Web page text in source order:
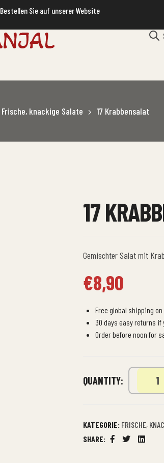
Bestellen Sie auf unserer Website
Frische, knackige Salate 17 Krabbensalat
17
Gemischter Salat mit
€8,90
Free global shipping
30 days easy returns
Order before noon for
QUANTITY:
KATEGORIE: FRISCHE,
SHARE:
Facebook
Twitter